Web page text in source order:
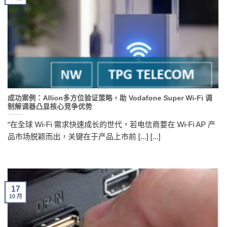
成功案例：Allion多方位验证策略，助 Vodafone Super Wi-Fi 调
制解调器凸显核心竞争优势
“在全球 Wi-Fi 需求快速成长的世代，若电信商要在 Wi-Fi AP 产
品市场脱颖而出，关键在于产品上市前 [...] [...]
17
10 月